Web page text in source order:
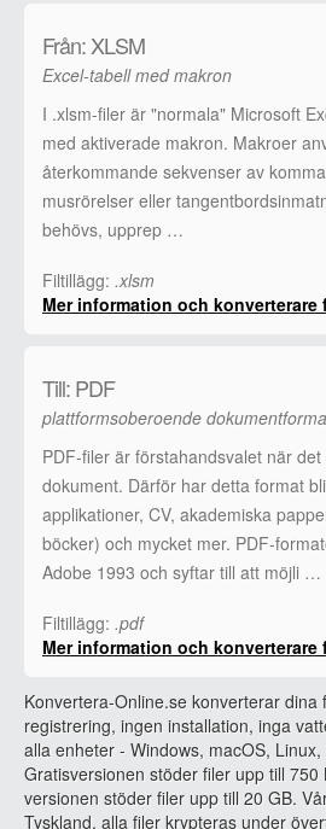
Från: XLSM
Excel-tabell med makron
I .xlsm-filer är "normala" Microsoft
med aktiverade makron. Makroer
återkommande sekvenser av
musrörelser eller
behövs, upprep …
Filtillägg: .xlsm
Mer information och konverterare
Till: PDF
plattformsoberoende
PDF-filer är förstahandsvalet när
dokument. Därför har detta format
applikationer, CV, akademiska
böcker) och mycket mer. PDF-
Adobe 1993 och syftar till att möjli …
Filtillägg: .pdf
Mer information och konverterare
Konvertera-Online.se konverterar dina
registrering, ingen installation, inga
alla enheter - Windows, macOS,
Gratisversionen stöder filer upp till 750
versionen stöder filer upp till 20 GB.
Tyskland, alla filer krypteras under